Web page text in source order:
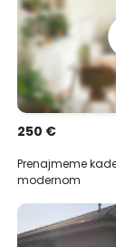
250 €
Prenajmeme
modernom